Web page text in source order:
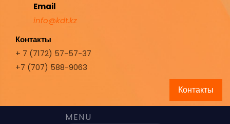
Email
info@kdt.kz
Контакты
+ 7 (7172) 57-57-37
+7 (707) 588-9063
Контакты
MENU